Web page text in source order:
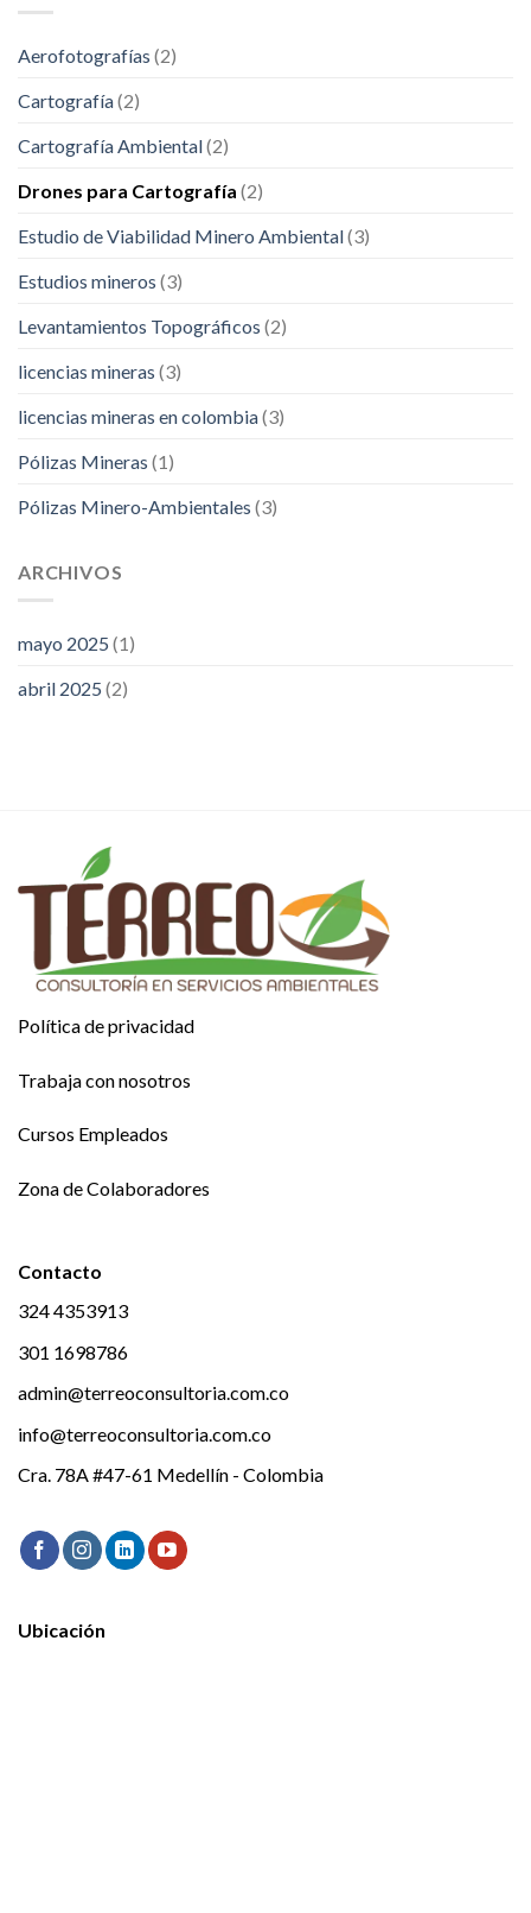
Aerofotografías (2)
Cartografía(2)
Cartografía Ambiental(2)
Drones para Cartografía (2)
Estudio de Viabilidad Minero Ambiental(3)
Estudios mineros (3)
Levantamientos Topográficos (2)
licencias mineras (3)
licencias mineras en colombia(3)
Pólizas Mineras (1)
Pólizas Minero-Ambientales (3)
ARCHIVOS
mayo 2025 (1)
abril 2025 (2)
Política de privacidad
Trabaja con nosotros
Cursos Empleados
Zona de Colaboradores
Contacto
324 4353913
301 1698786
admin@terreoconsultoria.com.co
info@terreoconsultoria.com.co
Cra. 78A #47-61 Medellín - Colombia
Ubicación